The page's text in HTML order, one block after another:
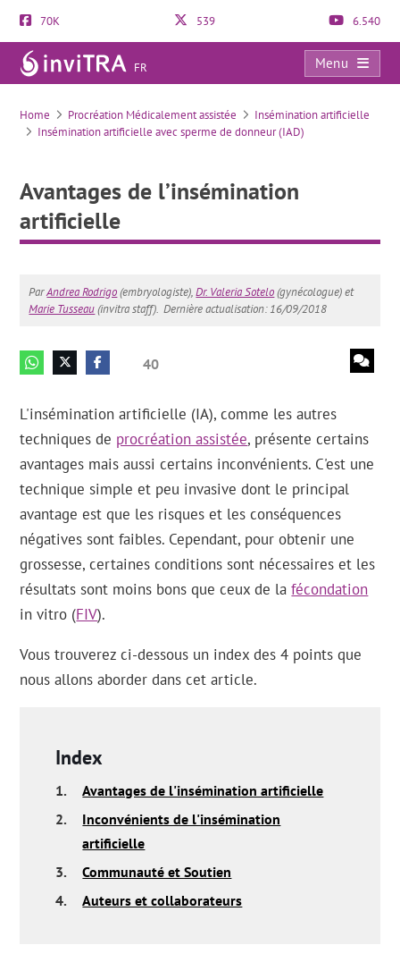
70K 539 6.540
FR
Menu
Avantages de l’insémination artificielle
Home Procréation Médicalement assistée
Insémination artificielle
Insémination artificielle avec sperme de donneur (IAD)
Avantages de l’insémination
artificielle
ParAndrea Rodrigo(embryologiste),Dr. Valeria Sotelo(gynécologue) et
Marie Tusseau(invitra staff). Dernière actualisation: 16/09/2018
40
L'insémination artificielle (IA), comme les autres
techniques de procréation assistée, présente certains
avantages mais aussi certains inconvénients. C'est une
technique simple et peu invasive dont le principal
avantage est que les risques et les conséquences
négatives sont faibles. Cependant, pour obtenir une
grossesse, certaines conditions sont nécessaires et les
résultats sont moins bons que ceux de lafécondation
in vitro (FIV).
Vous trouverez ci-dessous un index des 4 points que
nous allons aborder dans cet article.
Index
1.
Avantages de l'insémination artificielle
2.
Inconvénients de l'insémination
artificielle
3.
Communauté et Soutien
4.
Auteurs et collaborateurs